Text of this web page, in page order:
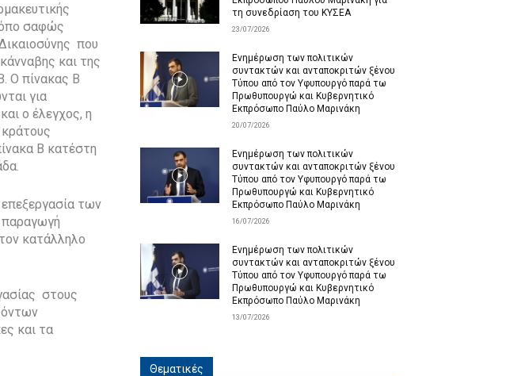
σαφώς
που
και της
Ο πίνακας Β
για
ο έλεγχος, η
Β κατέστη
των
κατάλληλο
στους
και τα
τη συνεδρίαση του ΚΥΣΕΑ
23/07/2026
Ενημέρωση των πολιτικών
συντακτών και ανταποκριτών ξένου
Τύπου από τον Υφυπουργό παρά τω
Πρωθυπουργώ και Κυβερνητικό
Εκπρόσωπο Παύλο Μαρινάκη
20/07/2026
Ενημέρωση των πολιτικών
συντακτών και ανταποκριτών ξένου
Τύπου από τον Υφυπουργό παρά τω
Πρωθυπουργώ και Κυβερνητικό
Εκπρόσωπο Παύλο Μαρινάκη
16/07/2026
Ενημέρωση των πολιτικών
συντακτών και ανταποκριτών ξένου
Τύπου από τον Υφυπουργό παρά τω
Πρωθυπουργώ και Κυβερνητικό
Εκπρόσωπο Παύλο Μαρινάκη
13/07/2026
Θεματικές